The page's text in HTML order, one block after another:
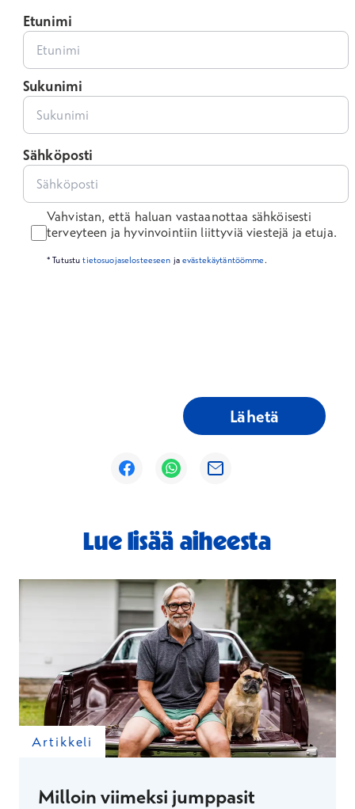
Etunimi
Sukunimi
Sähköposti
Vahvistan, että haluan vastaanottaa sähköisesti
terveyteen ja hyvinvointiin liittyviä viestejä ja etuja.
* Tutustutietosuojaselosteeseen jaevästekäytäntöömme.
Lähetä
Avautuu uuteen ikkunaan
Avautuu uuteen ikkunaan
Avautuu uuteen ikkunaan
Lue lisää aiheesta
Artikkeli
Milloin viimeksi jumppasit